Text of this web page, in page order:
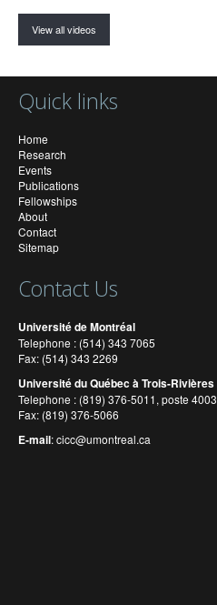
View all videos
Quick links
Home
Research
Events
Publications
Fellowships
About
Contact
Sitemap
Contact Us
Université de Montréal
Telephone : (514) 343 7065
Fax: (514) 343 2269
Université du Québec à Trois-Rivières
Telephone : (819) 376-5011, poste 4003
Fax: (819) 376-5066
E-mail:cicc@umontreal.ca